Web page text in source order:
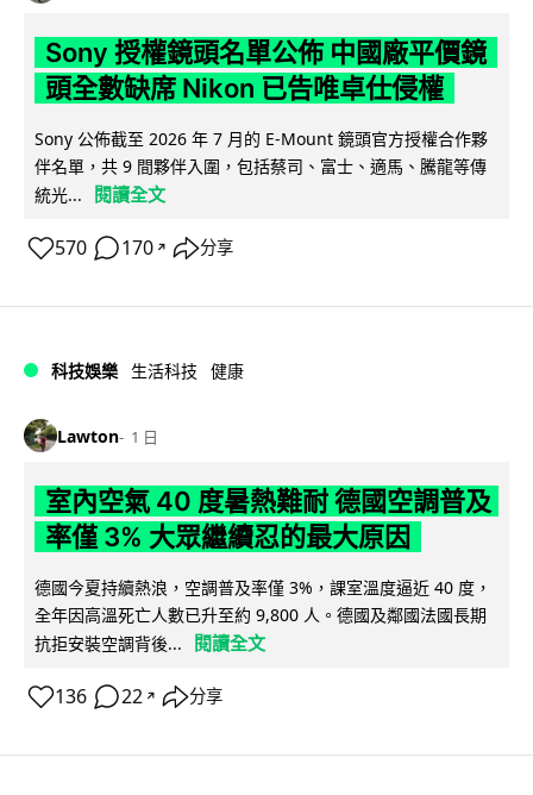
Sony 授權鏡頭名單公佈 中國廠平價鏡
頭全數缺席 Nikon 已告唯卓仕侵權
Sony 公佈截至 2026 年 7 月的 E-Mount 鏡頭官方授權合作夥
伴名單，共 9 間夥伴入圍，包括蔡司、富士、適馬、騰龍等傳
統光...
閱讀全文
570 170 ↗ 分享
科技娛樂 生活科技 健康
Lawton 1 日
室內空氣 40 度暑熱難耐 德國空調普及
率僅 3% 大眾繼續忍的最大原因
德國今夏持續熱浪，空調普及率僅 3%，課室溫度逼近 40 度，
全年因高溫死亡人數已升至約 9,800 人。德國及鄰國法國長期
抗拒安裝空調背後...
閱讀全文
136 22 ↗ 分享